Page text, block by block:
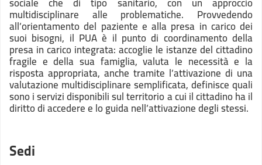
multidisciplinare alle problematiche. Provvedendo
all’orientamento del paziente e alla presa in carico dei
suoi bisogni, il PUA è il punto di coordinamento della
presa in carico integrata: accoglie le istanze del cittadino
fragile e della sua famiglia, valuta le necessità e la
risposta appropriata, anche tramite l’attivazione di una
valutazione multidisciplinare semplificata, definisce quali
sono i servizi disponibili sul territorio a cui il cittadino ha il
diritto di accedere e lo guida nell’attivazione degli stessi.
Sedi